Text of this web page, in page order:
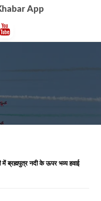
App
में ब्रह्मपुत्र नदी के ऊपर भव्य हवाई